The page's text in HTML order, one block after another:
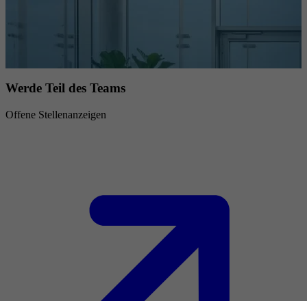
Werde Teil des Teams
Offene Stellenanzeigen